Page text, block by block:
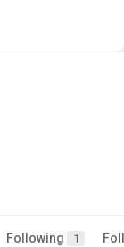
Following 1